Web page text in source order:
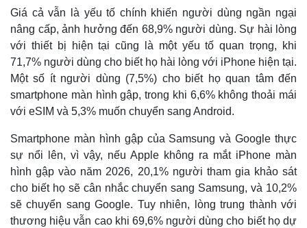
Thế giới
Quan sát
Cuộc sống đó đây
Multimedia
Video
Ảnh
Infographic
Giá cả vẫn là yếu tố chính khiến người dùng ngần ngại
nâng cấp, ảnh hưởng đến 68,9% người dùng. Sự hài lòng
với thiết bị hiện tại cũng là một yếu tố quan trọng, khi
71,7% người dùng cho biết họ hài lòng với iPhone hiện tại.
Một số ít người dùng (7,5%) cho biết họ quan tâm đến
smartphone màn hình gập, trong khi 6,6% không thoải mái
với eSIM và 5,3% muốn chuyển sang Android.
Smartphone màn hình gập của Samsung và Google thực
sự nổi lên, vì vậy, nếu Apple không ra mắt iPhone màn
hình gập vào năm 2026, 20,1% người tham gia khảo sát
cho biết họ sẽ cân nhắc chuyển sang Samsung, và 10,2%
sẽ chuyển sang Google. Tuy nhiên, lòng trung thành với
thương hiệu vẫn cao khi 69,6% người dùng cho biết họ dự